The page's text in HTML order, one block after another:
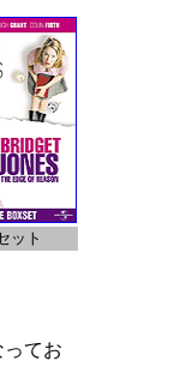
ット
てお